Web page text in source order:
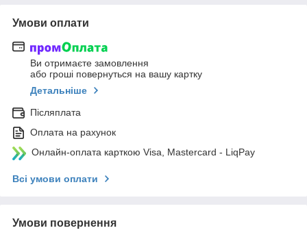
Умови оплати
Ви отримаєте замовлення
або гроші повернуться на вашу картку
Детальніше
Післяплата
Оплата на рахунок
Онлайн-оплата карткою Visa, Mastercard - LiqPay
Всі умови оплати
Умови повернення